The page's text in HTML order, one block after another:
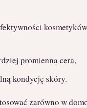
promienna cera,
kondycję skóry.
zarówno w